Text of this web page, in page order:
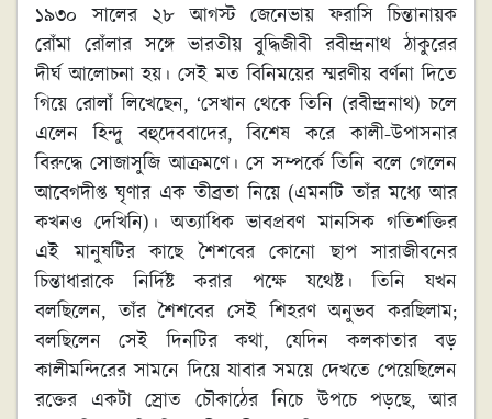
১৯৩০ সালের ২৮ আগস্ট জেনেভায় ফরাসি চিন্তানায়ক
রোঁমা রোঁলার সঙ্গে ভারতীয় বুদ্ধিজীবী রবীন্দ্রনাথ ঠাকুরের
দীর্ঘ আলোচনা হয়। সেই মত বিনিময়ের স্মরণীয় বর্ণনা দিতে
গিয়ে রোলাঁ লিখেছেন, ‘সেখান থেকে তিনি (রবীন্দ্রনাথ) চলে
এলেন হিন্দু বহুদেববাদের, বিশেষ করে কালী-উপাসনার
বিরুদ্ধে সোজাসুজি আক্রমণে। সে সম্পর্কে তিনি বলে গেলেন
আবেগদীপ্ত ঘৃণার এক তীব্রতা নিয়ে (এমনটি তাঁর মধ্যে আর
কখনও দেখিনি)। অত্যাধিক ভাবপ্রবণ মানসিক গতিশক্তির
এই মানুষটির কাছে শৈশবের কোনো ছাপ সারাজীবনের
চিন্তাধারাকে নির্দিষ্ট করার পক্ষে যথেষ্ট। তিনি যখন
বলছিলেন, তাঁর শৈশবের সেই শিহরণ অনুভব করছিলাম;
বলছিলেন সেই দিনটির কথা, যেদিন কলকাতার বড়
কালীমন্দিরের সামনে দিয়ে যাবার সময়ে দেখতে পেয়েছিলেন
রক্তের একটা স্রোত চৌকাঠের নিচে উপচে পড়ছে, আর